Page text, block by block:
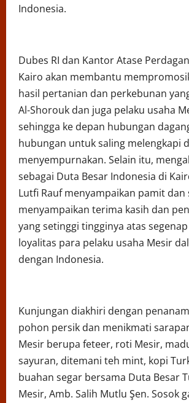
Indonesia.
Dubes RI dan Kantor Atase
Kairo akan membantu
hasil pertanian dan perkebunan
Al-Shorouk dan juga pelaku usaha
sehingga ke depan hubungan
hubungan untuk saling melengkapi
menyempurnakan. Selain itu,
sebagai Duta Besar Indonesia di
Lutfi Rauf menyampaikan pamit dan
menyampaikan terima kasih dan
yang setinggi tingginya atas
loyalitas para pelaku usaha Mesir
dengan Indonesia.
Kunjungan diakhiri dengan
pohon persik dan menikmati
Mesir berupa feteer, roti Mesir,
sayuran, ditemani teh mint, kopi
buahan segar bersama Duta Besar
Mesir, Amb. Salih Mutlu Şen. Sosok